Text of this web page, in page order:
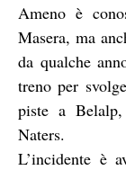
Ameno è
Masera, ma
da qualche
treno per
piste a
Naters.
L’incidente è